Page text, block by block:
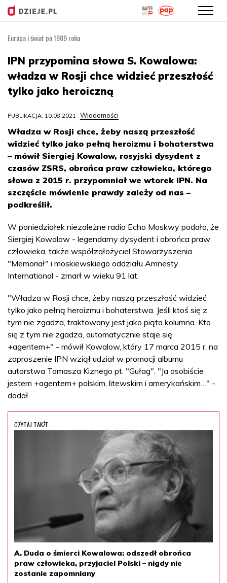
treści
Europa i świat po 1989 roku
IPN przypomina słowa S. Kowalowa:
władza w Rosji chce widzieć przeszłość
tylko jako heroiczną
PUBLIKACJA: 10.08.2021 Wiadomości
Władza w Rosji chce, żeby naszą przeszłość
widzieć tylko jako pełną heroizmu i bohaterstwa
– mówił Siergiej Kowalow, rosyjski dysydent z
czasów ZSRS, obrońca praw człowieka, którego
słowa z 2015 r. przypomniał we wtorek IPN. Na
szczęście mówienie prawdy zależy od nas –
podkreślił.
W poniedziałek niezależne radio Echo Moskwy podało, że
Siergiej Kowalow - legendarny dysydent i obrońca praw
człowieka, także współzałożyciel Stowarzyszenia
"Memoriał" i moskiewskiego oddziału Amnesty
International - zmarł w wieku 91 lat.
"Władza w Rosji chce, żeby naszą przeszłość widzieć
tylko jako pełną heroizmu i bohaterstwa. Jeśli ktoś się z
tym nie zgadza, traktowany jest jako piąta kolumna. Kto
się z tym nie zgadza, automatycznie staje się
+agentem+" - mówił Kowalow, który 17 marca 2015 r. na
zaproszenie IPN wziął udział w promocji albumu
autorstwa Tomasza Kiznego pt. "Gułag". "Ja osobiście
jestem +agentem+ polskim, litewskim i amerykańskim…" -
dodał.
CZYTAJ TAKŻE
A. Duda o śmierci Kowalowa: odszedł obrońca
praw człowieka, przyjaciel Polski – nigdy nie
zostanie zapomniany